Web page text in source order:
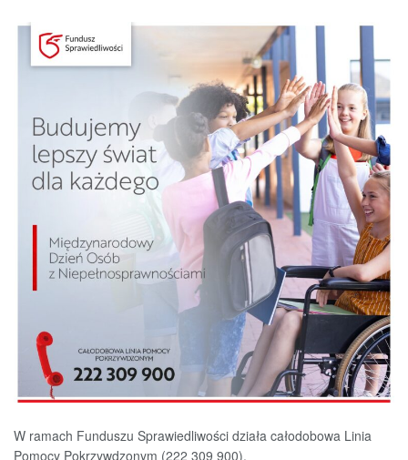
W ramach Funduszu Sprawiedliwości działa całodobowa Linia
Pomocy Pokrzywdzonym (222 309 900).